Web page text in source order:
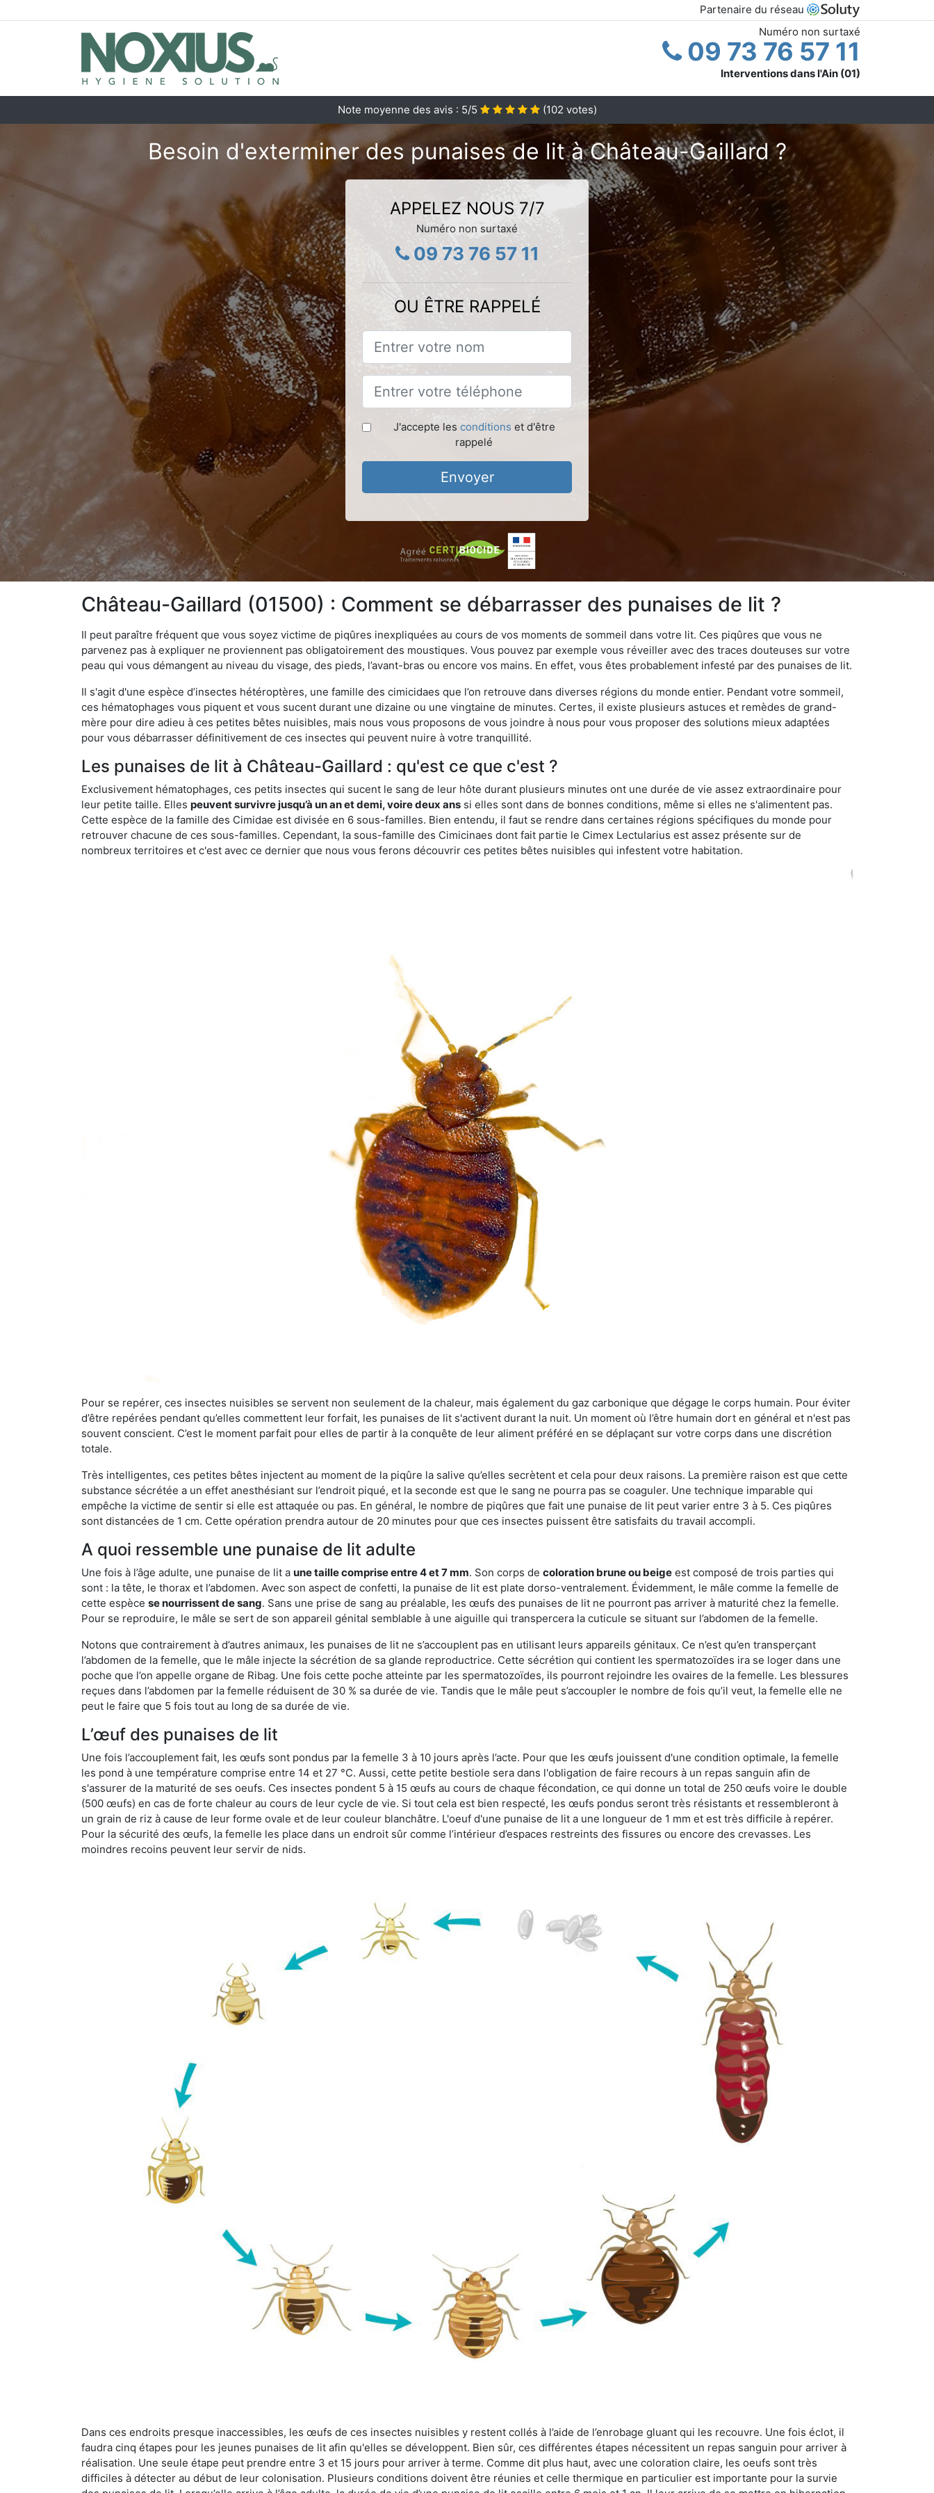
Partenaire du réseau
Numéro non surtaxé
09 73 76 57 11
Interventions dans l'Ain (01)
Note moyenne des avis : 5/5 (102 votes)
Besoin d'exterminer des punaises de lit à Château-Gaillard ?
APPELEZ NOUS 7/7
Numéro non surtaxé
09 73 76 57 11
OU ÊTRE RAPPELÉ
J'accepte les conditions et d'être
rappelé
Envoyer
Château-Gaillard (01500) : Comment se débarrasser des punaises de lit ?
Il peut paraître fréquent que vous soyez victime de piqûres inexpliquées au cours de vos moments de sommeil dans votre lit. Ces piqûres que vous ne
parvenez pas à expliquer ne proviennent pas obligatoirement des moustiques. Vous pouvez par exemple vous réveiller avec des traces douteuses sur votre
peau qui vous démangent au niveau du visage, des pieds, l’avant-bras ou encore vos mains. En effet, vous êtes probablement infesté par des punaises de lit.
Il s'agit d'une espèce d’insectes hétéroptères, une famille des cimicidaes que l’on retrouve dans diverses régions du monde entier. Pendant votre sommeil,
ces hématophages vous piquent et vous sucent durant une dizaine ou une vingtaine de minutes. Certes, il existe plusieurs astuces et remèdes de grand-
mère pour dire adieu à ces petites bêtes nuisibles, mais nous vous proposons de vous joindre à nous pour vous proposer des solutions mieux adaptées
pour vous débarrasser définitivement de ces insectes qui peuvent nuire à votre tranquillité.
Les punaises de lit à Château-Gaillard : qu'est ce que c'est ?
Exclusivement hématophages, ces petits insectes qui sucent le sang de leur hôte durant plusieurs minutes ont une durée de vie assez extraordinaire pour
leur petite taille. Elles peuvent survivre jusqu’à un an et demi, voire deux ans si elles sont dans de bonnes conditions, même si elles ne s'alimentent pas.
Cette espèce de la famille des Cimidae est divisée en 6 sous-familles. Bien entendu, il faut se rendre dans certaines régions spécifiques du monde pour
retrouver chacune de ces sous-familles. Cependant, la sous-famille des Cimicinaes dont fait partie le Cimex Lectularius est assez présente sur de
nombreux territoires et c'est avec ce dernier que nous vous ferons découvrir ces petites bêtes nuisibles qui infestent votre habitation.
Pour se repérer, ces insectes nuisibles se servent non seulement de la chaleur, mais également du gaz carbonique que dégage le corps humain. Pour éviter
d’être repérées pendant qu’elles commettent leur forfait, les punaises de lit s'activent durant la nuit. Un moment où l’être humain dort en général et n'est pas
souvent conscient. C’est le moment parfait pour elles de partir à la conquête de leur aliment préféré en se déplaçant sur votre corps dans une discrétion
totale.
Très intelligentes, ces petites bêtes injectent au moment de la piqûre la salive qu’elles secrètent et cela pour deux raisons. La première raison est que cette
substance sécrétée a un effet anesthésiant sur l’endroit piqué, et la seconde est que le sang ne pourra pas se coaguler. Une technique imparable qui
empêche la victime de sentir si elle est attaquée ou pas. En général, le nombre de piqûres que fait une punaise de lit peut varier entre 3 à 5. Ces piqûres
sont distancées de 1 cm. Cette opération prendra autour de 20 minutes pour que ces insectes puissent être satisfaits du travail accompli.
A quoi ressemble une punaise de lit adulte
Une fois à l’âge adulte, une punaise de lit a une taille comprise entre 4 et 7 mm. Son corps de coloration brune ou beige est composé de trois parties qui
sont : la tête, le thorax et l’abdomen. Avec son aspect de confetti, la punaise de lit est plate dorso-ventralement. Évidemment, le mâle comme la femelle de
cette espèce se nourrissent de sang. Sans une prise de sang au préalable, les œufs des punaises de lit ne pourront pas arriver à maturité chez la femelle.
Pour se reproduire, le mâle se sert de son appareil génital semblable à une aiguille qui transpercera la cuticule se situant sur l’abdomen de la femelle.
Notons que contrairement à d’autres animaux, les punaises de lit ne s’accouplent pas en utilisant leurs appareils génitaux. Ce n’est qu’en transperçant
l’abdomen de la femelle, que le mâle injecte la sécrétion de sa glande reproductrice. Cette sécrétion qui contient les spermatozoïdes ira se loger dans une
poche que l’on appelle organe de Ribag. Une fois cette poche atteinte par les spermatozoïdes, ils pourront rejoindre les ovaires de la femelle. Les blessures
reçues dans l’abdomen par la femelle réduisent de 30 % sa durée de vie. Tandis que le mâle peut s’accoupler le nombre de fois qu’il veut, la femelle elle ne
peut le faire que 5 fois tout au long de sa durée de vie.
L’œuf des punaises de lit
Une fois l’accouplement fait, les œufs sont pondus par la femelle 3 à 10 jours après l’acte. Pour que les œufs jouissent d'une condition optimale, la femelle
les pond à une température comprise entre 14 et 27 °C. Aussi, cette petite bestiole sera dans l'obligation de faire recours à un repas sanguin afin de
s'assurer de la maturité de ses oeufs. Ces insectes pondent 5 à 15 œufs au cours de chaque fécondation, ce qui donne un total de 250 œufs voire le double
(500 œufs) en cas de forte chaleur au cours de leur cycle de vie. Si tout cela est bien respecté, les œufs pondus seront très résistants et ressembleront à
un grain de riz à cause de leur forme ovale et de leur couleur blanchâtre. L'oeuf d'une punaise de lit a une longueur de 1 mm et est très difficile à repérer.
Pour la sécurité des œufs, la femelle les place dans un endroit sûr comme l’intérieur d’espaces restreints des fissures ou encore des crevasses. Les
moindres recoins peuvent leur servir de nids.
Dans ces endroits presque inaccessibles, les œufs de ces insectes nuisibles y restent collés à l’aide de l’enrobage gluant qui les recouvre. Une fois éclot, il
faudra cinq étapes pour les jeunes punaises de lit afin qu'elles se développent. Bien sûr, ces différentes étapes nécessitent un repas sanguin pour arriver à
réalisation. Une seule étape peut prendre entre 3 et 15 jours pour arriver à terme. Comme dit plus haut, avec une coloration claire, les oeufs sont très
difficiles à détecter au début de leur colonisation. Plusieurs conditions doivent être réunies et celle thermique en particulier est importante pour la survie